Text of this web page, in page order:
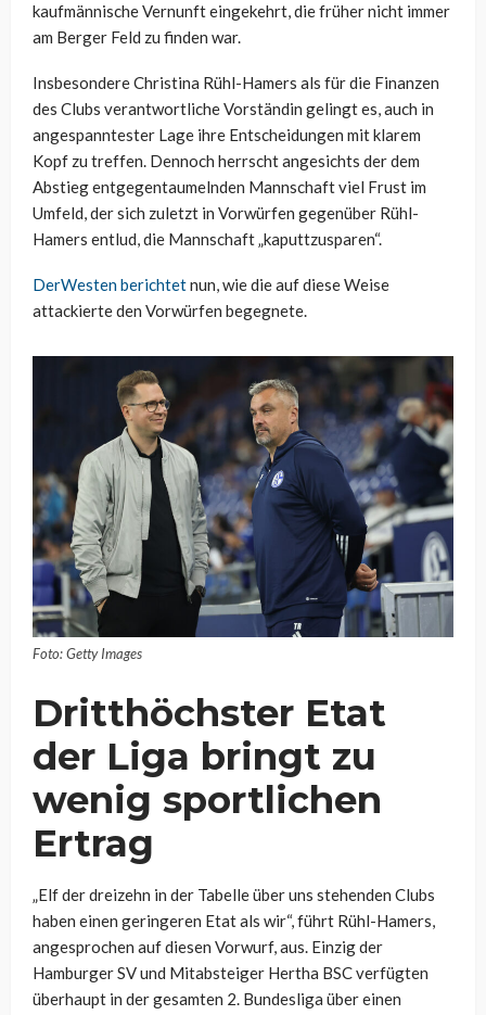
kaufmännische Vernunft eingekehrt, die früher nicht immer
am Berger Feld zu finden war.
Insbesondere Christina Rühl-Hamers als für die Finanzen
des Clubs verantwortliche Vorständin gelingt es, auch in
angespanntester Lage ihre Entscheidungen mit klarem
Kopf zu treffen. Dennoch herrscht angesichts der dem
Abstieg entgegentaumelnden Mannschaft viel Frust im
Umfeld, der sich zuletzt in Vorwürfen gegenüber Rühl-
Hamers entlud, die Mannschaft „kaputtzusparen“.
DerWesten berichtetnun, wie die auf diese Weise
attackierte den Vorwürfen begegnete.
Foto: Getty Images
Dritthöchster Etat
der Liga bringt zu
wenig sportlichen
Ertrag
„Elf der dreizehn in der Tabelle über uns stehenden Clubs
haben einen geringeren Etat als wir“, führt Rühl-Hamers,
angesprochen auf diesen Vorwurf, aus. Einzig der
Hamburger SV und Mitabsteiger Hertha BSC verfügten
überhaupt in der gesamten 2. Bundesliga über einen